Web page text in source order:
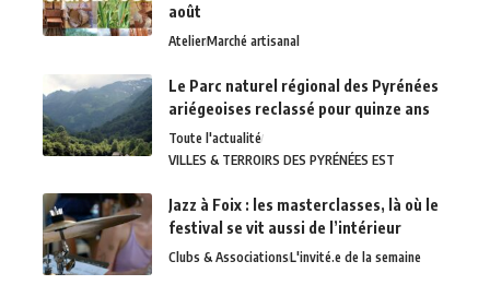
août
AtelierMarché artisanal
Le Parc naturel régional des Pyrénées
ariégeoises reclassé pour quinze ans
Toute l'actualité
VILLES & TERROIRS DES PYRÉNÉES EST
Jazz à Foix : les masterclasses, là où le
festival se vit aussi de l’intérieur
Clubs & AssociationsL'invité.e de la semaine